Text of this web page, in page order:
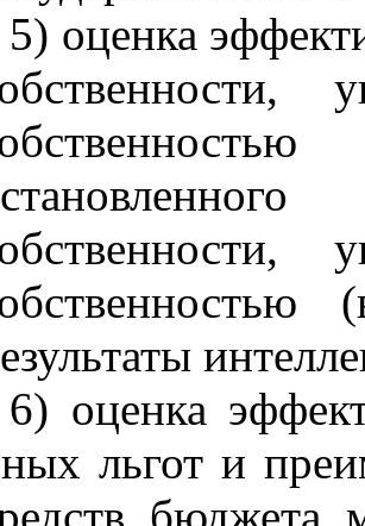
5) оценка
6) оценка
льгот и
бюджета